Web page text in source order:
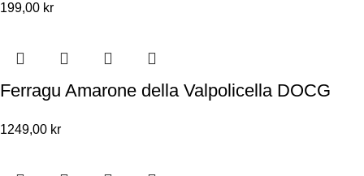
199,00 kr
Ferragu Amarone della Valpolicella DOCG
1249,00 kr